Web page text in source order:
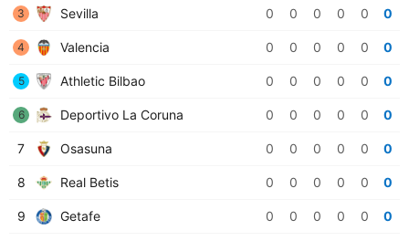
3 Sevilla 0 0 0 0 0 0
4 Valencia 0 0 0 0 0 0
5 Athletic Bilbao 0 0 0 0 0 0
6 Deportivo La Coruna 0 0 0 0 0 0
7 Osasuna 0 0 0 0 0 0
8 Real Betis 0 0 0 0 0 0
9 Getafe 0 0 0 0 0 0